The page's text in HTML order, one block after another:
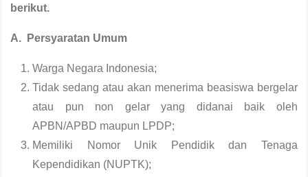
berikut.
A. Persyaratan Umum
Warga Negara Indonesia;
Tidak sedang atau akan menerima beasiswa bergelar
atau pun non gelar yang didanai baik oleh
APBN/APBD maupun LPDP;
Memiliki Nomor Unik Pendidik dan Tenaga
Kependidikan (NUPTK);